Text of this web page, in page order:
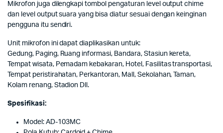
Mikrofon juga dilengkapi tombol pengaturan level output chime
dan level output suara yang bisa diatur sesuai dengan keinginan
pengguna itu sendiri.
Unit mikrofon ini dapat diaplikasikan untuk:
Gedung, Paging, Ruang informasi, Bandara, Stasiun kereta,
Tempat wisata, Pemadam kebakaran, Hotel, Fasilitas transportasi,
Tempat peristirahatan, Perkantoran, Mall, Sekolahan, Taman,
Kolam renang, Stadion Dll.
Spesifikasi:
Model: AD-103MC